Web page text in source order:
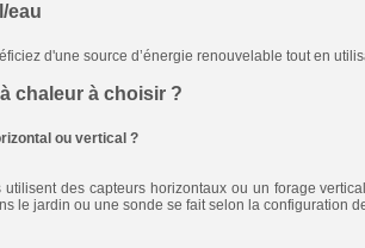
eau
d'une source d’énergie renouvelable tout en
chaleur à choisir ?
ou vertical ?
utilisent des capteurs horizontaux ou un forage
le jardin ou une sonde se fait selon la configuration